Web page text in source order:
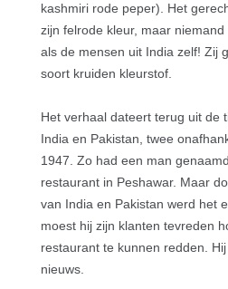
kashmiri rode peper). Het
zijn felrode kleur, maar
als de mensen uit India zelf! Zij
soort kruiden kleurstof.
Het verhaal dateert terug uit de
India en Pakistan, twee
1947. Zo had een man
restaurant in Peshawar. Maar
van India en Pakistan werd het
moest hij zijn klanten tevreden
restaurant te kunnen redden.
nieuws.